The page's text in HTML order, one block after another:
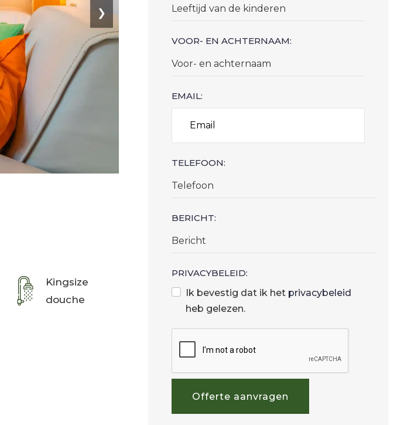
❯
Kingsize
douche
VOOR- EN ACHTERNAAM:
EMAIL:
TELEFOON:
BERICHT:
PRIVACYBELEID:
Ik bevestig dat ik het privacybeleid
heb gelezen.
Offerte aanvragen